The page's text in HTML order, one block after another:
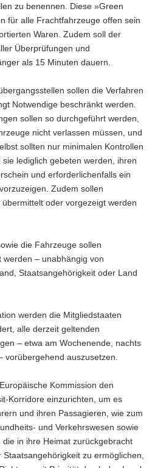
zu benennen. Diese »Green
für alle Frachtfahrzeuge offen sein
Waren. Zudem soll der
Überprüfungen und
als 15 Minuten dauern.
sollen die Verfahren
Notwendige beschränkt werden.
sollen so durchgeführt werden,
nicht verlassen müssen, und
sollten nur minimalen Kontrollen
lediglich gebeten werden, ihren
und erforderlichenfalls ein
Zudem sollen
oder vorgezeigt werden
die Fahrzeuge sollen
– unabhängig von
Staatsangehörigkeit oder Land
werden die Mitgliedstaaten
alle derzeit geltenden
– etwa am Wochenende, nachts
auszusetzen.
Kommission den
Korridore einzurichten, um es
und ihren Passagieren, wie zum
und Verkehrswesen sowie
in ihre Heimat zurückgebracht
zu ermöglichen,